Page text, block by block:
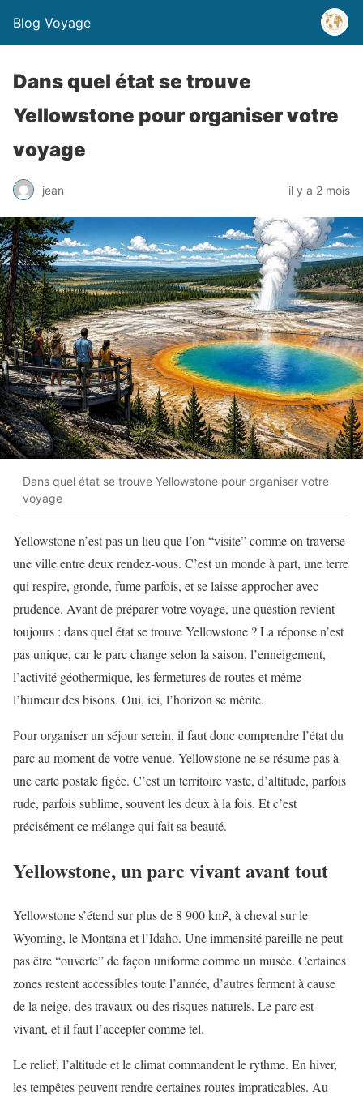
Blog Voyage
Dans quel état se trouve
Yellowstone pour organiser votre
voyage
jean il y a 2 mois
Dans quel état se trouve Yellowstone pour organiser votre
voyage
Yellowstone n’est pas un lieu que l’on “visite” comme on traverse
une ville entre deux rendez-vous. C’est un monde à part, une terre
qui respire, gronde, fume parfois, et se laisse approcher avec
prudence. Avant de préparer votre voyage, une question revient
toujours : dans quel état se trouve Yellowstone ? La réponse n’est
pas unique, car le parc change selon la saison, l’enneigement,
l’activité géothermique, les fermetures de routes et même
l’humeur des bisons. Oui, ici, l’horizon se mérite.
Pour organiser un séjour serein, il faut donc comprendre l’état du
parc au moment de votre venue. Yellowstone ne se résume pas à
une carte postale figée. C’est un territoire vaste, d’altitude, parfois
rude, parfois sublime, souvent les deux à la fois. Et c’est
précisément ce mélange qui fait sa beauté.
Yellowstone, un parc vivant avant tout
Yellowstone s’étend sur plus de 8 900 km², à cheval sur le
Wyoming, le Montana et l’Idaho. Une immensité pareille ne peut
pas être “ouverte” de façon uniforme comme un musée. Certaines
zones restent accessibles toute l’année, d’autres ferment à cause
de la neige, des travaux ou des risques naturels. Le parc est
vivant, et il faut l’accepter comme tel.
Le relief, l’altitude et le climat commandent le rythme. En hiver,
les tempêtes peuvent rendre certaines routes impraticables. Au